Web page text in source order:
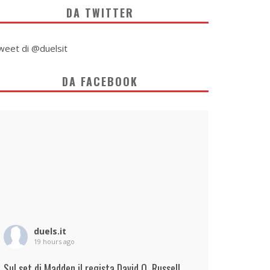
DA TWITTER
di @duelsit
DA FACEBOOK
duels.it
19 hours ago